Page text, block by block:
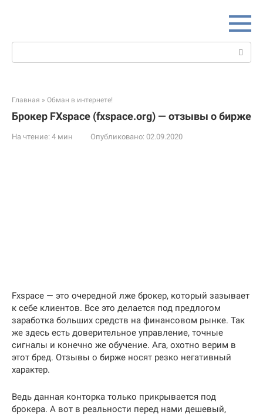
Поиск:
Главная » Обман в интернете!
Брокер FXspace (fxspace.org) — отзывы о бирже
На чтение: 4 мин Опубликовано: 02.09.2020
Fxspace — это очередной лже брокер, который зазывает
к себе клиентов. Все это делается под предлогом
заработка больших средств на финансовом рынке. Так
же здесь есть доверительное управление, точные
сигналы и конечно же обучение. Ага, охотно верим в
этот бред. Отзывы о бирже носят резко негативный
характер.
Ведь данная конторка только прикрывается под
брокера. А вот в реальности перед нами дешевый,